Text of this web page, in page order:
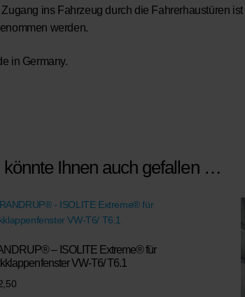
Zugang ins Fahrzeug durch die Fahrerhaustüren
werden.
in Germany.
könnte Ihnen auch gefallen …
– ISOLITE Extreme® für
VW-T6/ T6.1